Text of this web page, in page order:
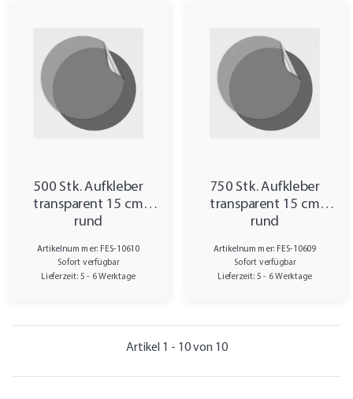
500 Stk. Aufkleber
transparent 15 cm
rund
Artikelnummer: FES-10610
Sofort verfügbar
Lieferzeit: 5 - 6 Werktage
750 Stk. Aufkleber
transparent 15 cm
rund
Artikelnummer: FES-10609
Sofort verfügbar
Lieferzeit: 5 - 6 Werktage
Artikel 1 - 10 von 10